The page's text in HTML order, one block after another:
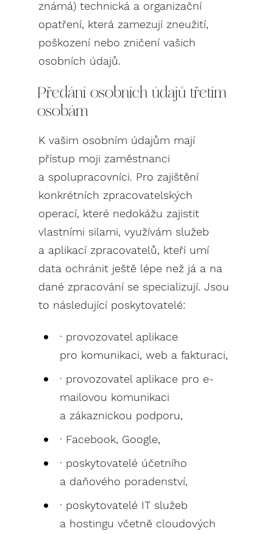
známá) technická a organizační
opatření, která zamezují zneužití,
poškození nebo zničení vašich
osobních údajů.
Předání osobních údajů třetím
osobám
K vašim osobním údajům mají
přístup moji zaměstnanci
a spolupracovníci. Pro zajištění
konkrétních zpracovatelských
operací, které nedokážu zajistit
vlastními silami, využívám služeb
a aplikací zpracovatelů, kteří umí
data ochránit ještě lépe než já a na
dané zpracování se specializují. Jsou
to následující poskytovatelé:
· provozovatel aplikace
pro komunikaci, web a fakturaci,
· provozovatel aplikace pro e-
mailovou komunikaci
a zákaznickou podporu,
· Facebook, Google,
· poskytovatelé účetního
a daňového poradenství,
· poskytovatelé IT služeb
a hostingu včetně cloudových